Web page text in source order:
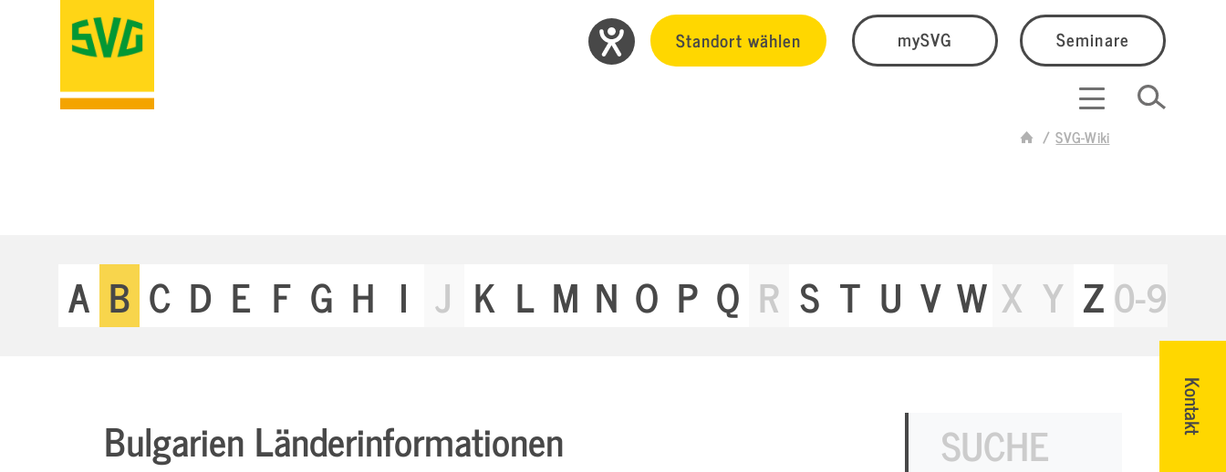
Standort wählen mySVG Seminare
SVG-Wiki
Kontakt
A B C D E F G H I J K L M N O P Q R S T U V W X Y Z0-9
Bulgarien Länderinformationen